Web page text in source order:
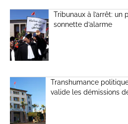
Tribunaux à l’arrêt:
sonnette d’alarme
Transhumance
valide les démissions